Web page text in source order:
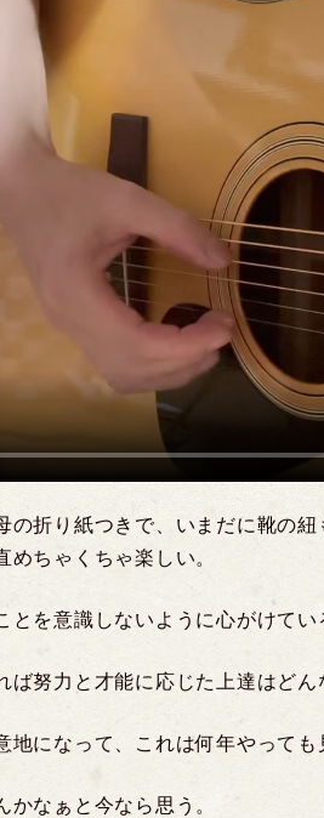
の折り紙つきで、いまだに靴の
めちゃくちゃ楽しい。
とを意識しないように心がけてい
ば努力と才能に応じた上達はどん
地になって、これは何年やっても
かなぁと今なら思う。